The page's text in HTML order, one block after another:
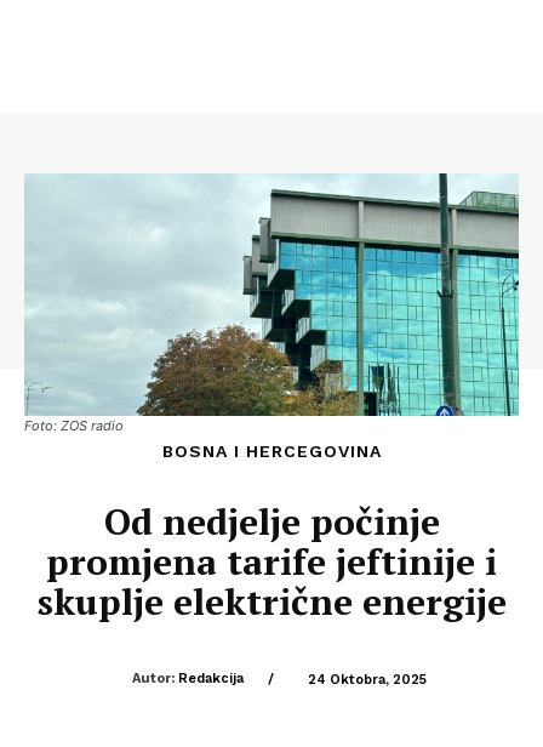
Foto: ZOS radio
BOSNA I HERCEGOVINA
Od nedjelje počinje
promjena tarife jeftinije i
skuplje električne energije
Autor: Redakcija / 24 Oktobra, 2025